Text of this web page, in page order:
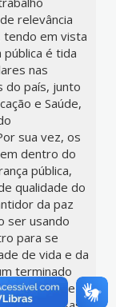
relevância
tendo em vista
pública é tida
nas
do país, junto
e Saúde,
sua vez, os
dentro do
pública,
qualidade do
da paz
ser usando
para se
de vida e da
terminado
vista que